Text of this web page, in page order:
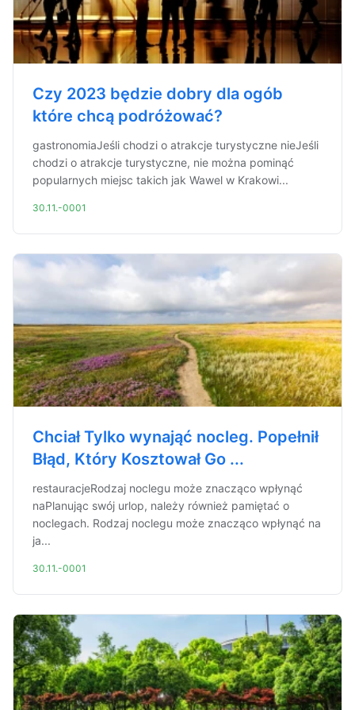
Czy 2023 będzie dobry dla ogób
które chcą podróżować?
gastronomiaJeśli chodzi o atrakcje turystyczne nieJeśli
chodzi o atrakcje turystyczne, nie można pominąć
popularnych miejsc takich jak Wawel w Krakowi...
30.11.-0001
Chciał Tylko wynająć nocleg. Popełnił
Błąd, Który Kosztował Go ...
restauracjeRodzaj noclegu może znacząco wpłynąć
naPlanując swój urlop, należy również pamiętać o
noclegach. Rodzaj noclegu może znacząco wpłynąć na
ja...
30.11.-0001